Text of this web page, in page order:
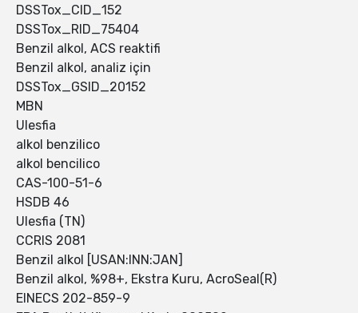
DSSTox_CID_152
DSSTox_RID_75404
Benzil alkol, ACS reaktifi
Benzil alkol, analiz için
DSSTox_GSID_20152
MBN
Ulesfia
alkol benzilico
alkol bencilico
CAS-100-51-6
HSDB 46
Ulesfia (TN)
CCRIS 2081
Benzil alkol [USAN:INN:JAN]
Benzil alkol, %98+, Ekstra Kuru, AcroSeal(R)
EINECS 202-859-9